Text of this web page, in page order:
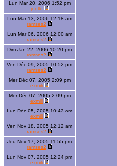
Lun Mar 20, 2006 1:52 pm
joelle
Lun Mar 13, 2006 12:18 am
ramses2
Lun Mar 06, 2006 12:00 am
ramses2
Dim Jan 22, 2006 10:20 pm
ramses2
Ven Déc 09, 2005 10:52 pm
ramses2
Mer Déc 07, 2005 2:09 pm
exmili
Mer Déc 07, 2005 2:09 pm
exmili
Lun Déc 05, 2005 10:43 am
exmili
Ven Nov 18, 2005 12:12 am
ramses2
Jeu Nov 17, 2005 11:55 pm
ramses2
Lun Nov 07, 2005 12:24 pm
exmili